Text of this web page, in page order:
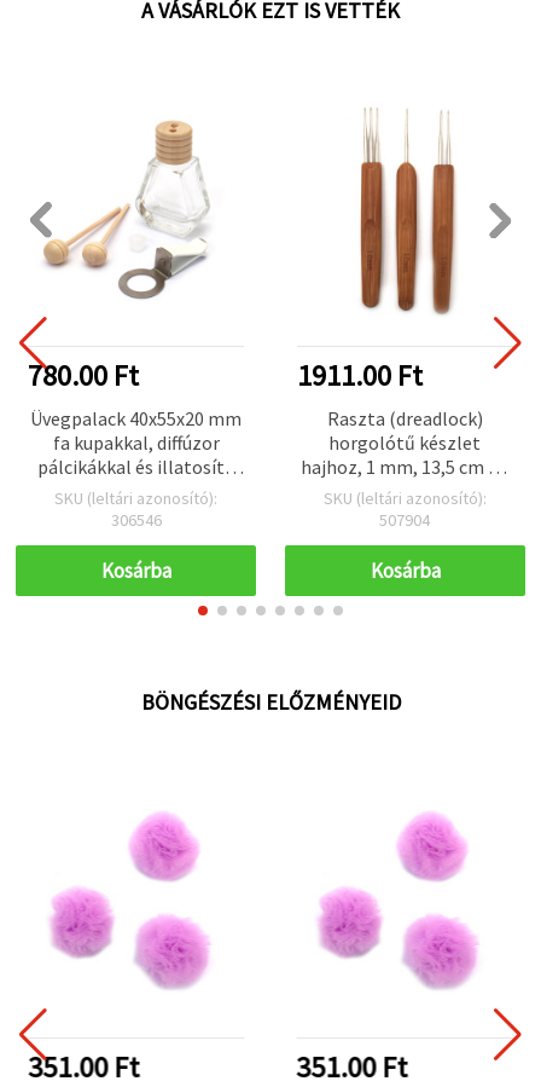
A VÁSÁRLÓK EZT IS VETTÉK
780.00 Ft
Üvegpalack 40x55x20 mm
fa kupakkal, diffúzor
pálcikákkal és illatosító
klipszel – DIY hobbi
kézműves kellék
SKU (leltári azonosító):
306546
Kosárba
1911.00 Ft
Raszta (dreadlock)
horgolótű készlet
hajhoz, 1 mm, 13,5 cm - 3
db
SKU (leltári azonosító):
507904
Kosárba
BÖNGÉSZÉSI ELŐZMÉNYEID
351.00 Ft 351.00 Ft